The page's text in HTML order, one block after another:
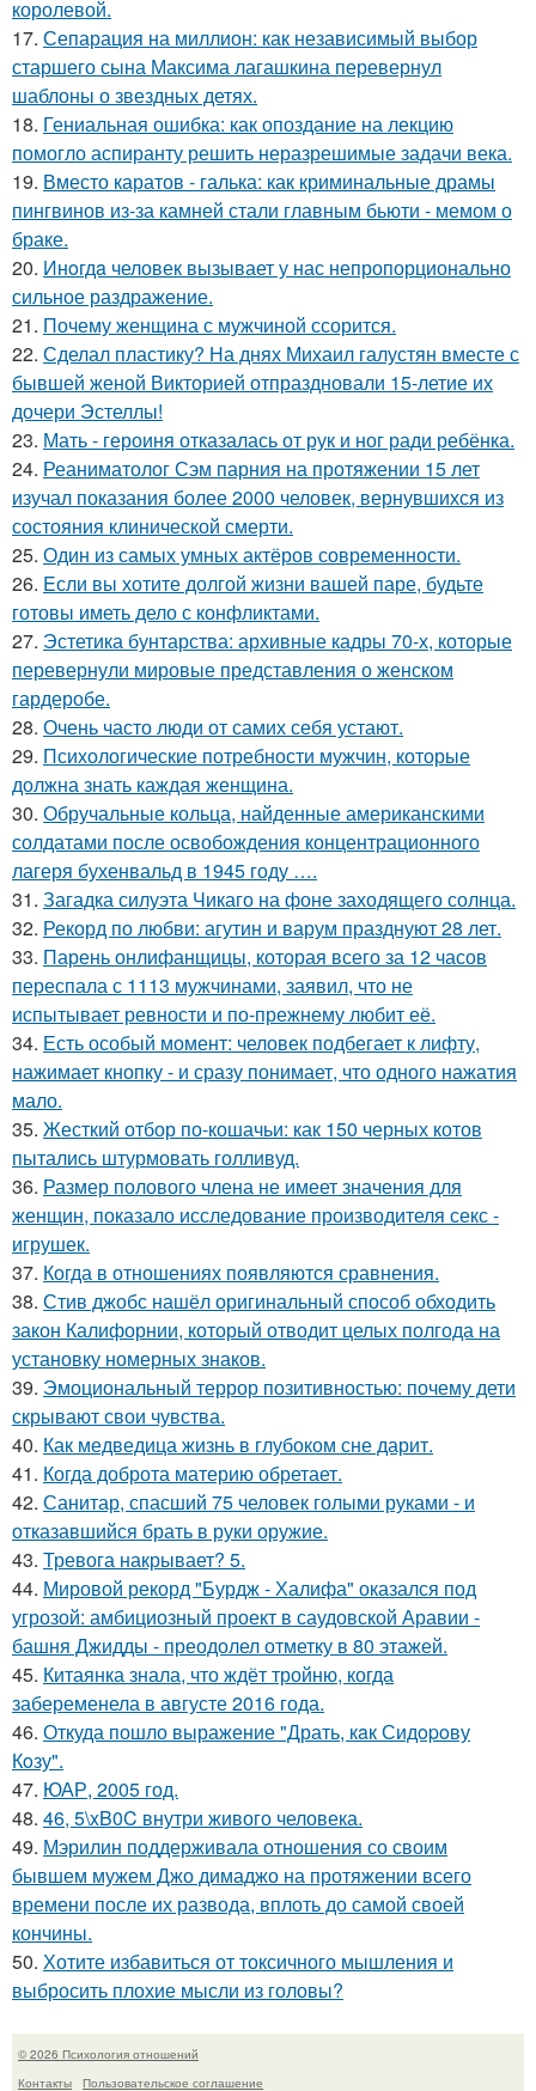
королевой.
17. Сепарация на миллион: как независимый выбор
старшего сына Максима лагашкина перевернул
шаблоны о звездных детях.
18. Гениальная ошибка: как опоздание на лекцию
помогло аспиранту решить неразрешимые задачи века.
19. Вместо каратов - галька: как криминальные драмы
пингвинов из-за камней стали главным бьюти - мемом о
браке.
20. Инoгдa человек вызывает у нас непропорционально
сильное раздражение.
21. Почему женщина с мужчиной ссорится.
22. Сделал пластику? На днях Михаил галустян вместе с
бывшей женой Викторией отпраздновали 15-летие их
дочери Эстеллы!
23. Мать - героиня отказалась от рук и ног ради ребёнка.
24. Реаниматолог Сэм парния на протяжении 15 лет
изучал показания более 2000 человек, вернувшихся из
состояния клинической смерти.
25. Один из самых умных актёров современности.
26. Eсли вы хотите долгой жизни вашей паре, будьте
готовы иметь дело с конфликтами.
27. Эстетика бунтарства: архивные кадры 70-х, которые
перевернули мировые представления о женском
гардеробе.
28. Очень часто люди от самих себя устают.
29. Психологические потребности мужчин, которые
должна знать каждая женщина.
30. Обручальные кольца, найденные американскими
солдатами после освобождения концентрационного
лагеря бухенвальд в 1945 году ….
31. Загадка силуэта Чикаго на фоне заходящего солнца.
32. Рекорд по любви: агутин и варум празднуют 28 лет.
33. Парень онлифанщицы, которая всего за 12 часов
переспала с 1113 мужчинами, заявил, что не
испытывает ревности и по-прежнему любит её.
34. Есть особый момент: человек подбегает к лифту,
нажимает кнопку - и сразу понимает, что одного нажатия
мало.
35. Жесткий отбор по-кошачьи: как 150 черных котов
пытались штурмовать голливуд.
36. Размер полового члена не имеет значения для
женщин, показало исследование производителя секс -
игрушек.
37. Когда в отношениях появляются сравнения.
38. Стив джобс нашёл оригинальный способ обходить
закон Калифорнии, который отводит целых полгода на
установку номерных знаков.
39. Эмоциональный террор позитивностью: почему дети
скрывают свои чувства.
40. Как медведица жизнь в глубоком сне дарит.
41. Когда доброта материю обретает.
42. Санитар, спасший 75 человек голыми руками - и
отказавшийся брать в руки оружие.
43. Тревога накрывает? 5.
44. Мировой рекорд "Бурдж - Халифа" оказался под
угрозой: амбициозный проект в саудовской Аравии -
башня Джидды - преодолел отметку в 80 этажей.
45. Китаянка знала, что ждёт тройню, когда
забеременела в августе 2016 года.
46. Откуда пошло выражение "Драть, кaк Сидopoву
Кoзу".
47. ЮАР, 2005 год.
48. 46, 5\xB0C внутри живого человека.
49. Мэрилин поддерживала отношения со своим
бывшем мужем Джо димаджо на протяжении всего
времени после их развода, вплоть до самой своей
кончины.
50. Хотите избавиться от токсичного мышления и
выбросить плохие мысли из головы?
© 2026 Психология отношений
Контакты
Пользовательское соглашение